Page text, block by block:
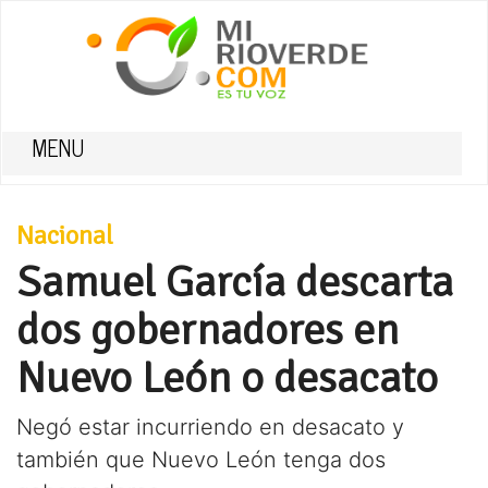
MENU
Nacional
Samuel García descarta
dos gobernadores en
Nuevo León o desacato
Negó estar incurriendo en desacato y
también que Nuevo León tenga dos